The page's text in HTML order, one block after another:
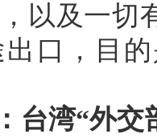
以及一切
口，目
台湾“外交